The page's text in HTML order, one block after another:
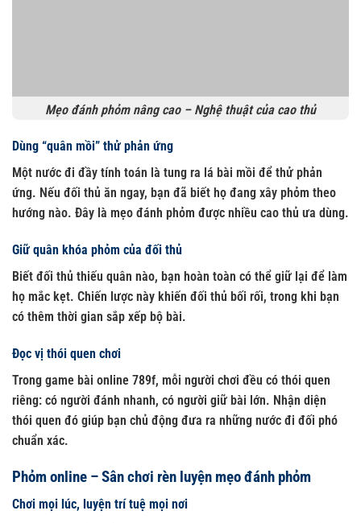
Mẹo đánh phỏm nâng cao – Nghệ thuật của cao thủ
Dùng “quân mồi” thử phản ứng
Một nước đi đầy tính toán là tung ra lá bài mồi để thử phản
ứng. Nếu đối thủ ăn ngay, bạn đã biết họ đang xây phỏm theo
hướng nào. Đây là mẹo đánh phỏm được nhiều cao thủ ưa dùng.
Giữ quân khóa phỏm của đối thủ
Biết đối thủ thiếu quân nào, bạn hoàn toàn có thể giữ lại để làm
họ mắc kẹt. Chiến lược này khiến đối thủ bối rối, trong khi bạn
có thêm thời gian sắp xếp bộ bài.
Đọc vị thói quen chơi
Trong game bài online 789f, mỗi người chơi đều có thói quen
riêng: có người đánh nhanh, có người giữ bài lớn. Nhận diện
thói quen đó giúp bạn chủ động đưa ra những nước đi đối phó
chuẩn xác.
Phỏm online – Sân chơi rèn luyện mẹo đánh phỏm
Chơi mọi lúc, luyện trí tuệ mọi nơi